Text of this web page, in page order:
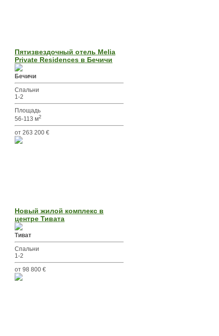
Пятизвездочный отель Melia
Private Residences в Бечичи
Бечичи
Спальни
1-2
Площадь
56-113 м2
от 263 200 €
Новый жилой комплекс в
центре Тивата
Тиват
Спальни
1-2
от 98 800 €